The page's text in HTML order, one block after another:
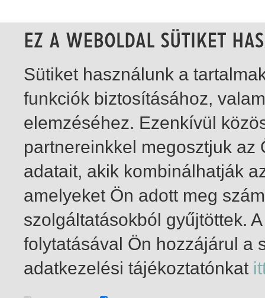
1-2 / total 2 hit
Sütiket használunk a
funkciók biztosításához,
elemzéséhez. Ezenkívül
partnereinkkel megosztjuk
adatait, akik kombinálhatják
amelyeket Ön adott meg
szolgáltatásokból gyűjtöttek.
folytatásával Ön hozzájárul a
adatkezelési tájékoztatónkat